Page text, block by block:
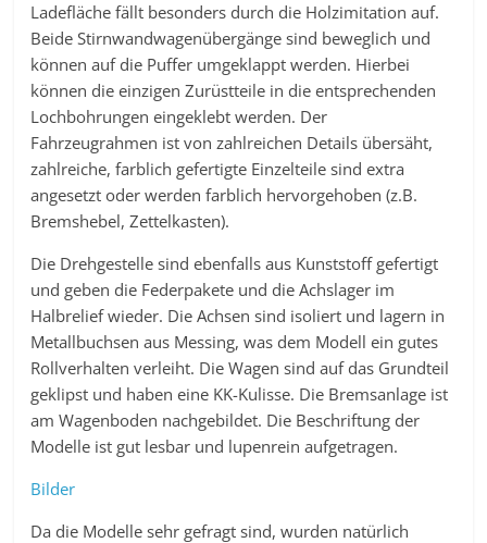
Ladefläche fällt besonders durch die Holzimitation auf.
Beide Stirnwandwagenübergänge sind beweglich und
können auf die Puffer umgeklappt werden. Hierbei
können die einzigen Zurüstteile in die entsprechenden
Lochbohrungen eingeklebt werden. Der
Fahrzeugrahmen ist von zahlreichen Details übersäht,
zahlreiche, farblich gefertigte Einzelteile sind extra
angesetzt oder werden farblich hervorgehoben (z.B.
Bremshebel, Zettelkasten).
Die Drehgestelle sind ebenfalls aus Kunststoff gefertigt
und geben die Federpakete und die Achslager im
Halbrelief wieder. Die Achsen sind isoliert und lagern in
Metallbuchsen aus Messing, was dem Modell ein gutes
Rollverhalten verleiht. Die Wagen sind auf das Grundteil
geklipst und haben eine KK-Kulisse. Die Bremsanlage ist
am Wagenboden nachgebildet. Die Beschriftung der
Modelle ist gut lesbar und lupenrein aufgetragen.
Bilder
Da die Modelle sehr gefragt sind, wurden natürlich